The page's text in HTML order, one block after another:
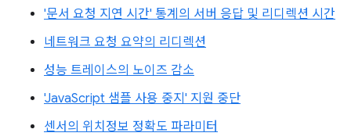
'문서 요청 지연 시간' 통계의 서버 응답 및 리디렉션 시간
네트워크 요청 요약의 리디렉션
성능 트레이스의 노이즈 감소
'JavaScript 샘플 사용 중지' 지원 중단
센서의 위치정보 정확도 파라미터